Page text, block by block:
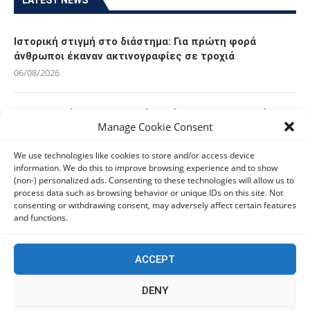
Manage Cookie Consent
We use technologies like cookies to store and/or access device
information. We do this to improve browsing experience and to show
(non-) personalized ads. Consenting to these technologies will allow us to
process data such as browsing behavior or unique IDs on this site. Not
consenting or withdrawing consent, may adversely affect certain features
and functions.
ACCEPT
DENY
Ιστορική στιγμή στο διάστημα: Για πρώτη φορά
άνθρωποι έκαναν ακτινογραφίες σε τροχιά
06/08/2026
Οι Ευρωπαίοι καταναλωτές φαίνεται να «αγκαλιάζουν»
τα νέα Samsung Galaxy Z Fold8
Οι χρήστες Mac είναι περισσότερο εκτεθειμένοι σε
κυβερνοαπειλές αλλά λαμβάνουν λιγότερα μέτρα
προστασίας
Πόλη Χρυσοχούς: Σε εξέλιξη η ενοποίηση τεσσάρων
αρχαιολογικών χώρων (εικόνες)